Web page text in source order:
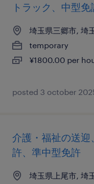
トラック、中型
埼玉県三郷市, 埼
temporary
¥1800.00 per
posted 3 october
介護・福祉の送
許、準中型免許
埼玉県上尾市, 埼